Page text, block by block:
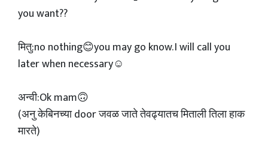
you want??
मितु:no nothing😊you may go know. I will call you
later when necessary☺️
अन्वी:Ok mam🙃
(अनु केबिनच्या door जवळ जाते तेवढ्यातच मिताली तिला हाक
मारते)